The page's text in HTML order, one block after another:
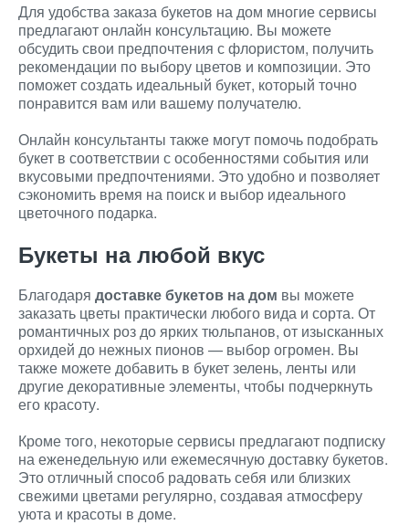
Для удобства заказа букетов на дом многие сервисы
предлагают онлайн консультацию. Вы можете
обсудить свои предпочтения с флористом, получить
рекомендации по выбору цветов и композиции. Это
поможет создать идеальный букет, который точно
понравится вам или вашему получателю.
Онлайн консультанты также могут помочь подобрать
букет в соответствии с особенностями события или
вкусовыми предпочтениями. Это удобно и позволяет
сэкономить время на поиск и выбор идеального
цветочного подарка.
Букеты на любой вкус
Благодаря доставке букетов на дом вы можете
заказать цветы практически любого вида и сорта. От
романтичных роз до ярких тюльпанов, от изысканных
орхидей до нежных пионов — выбор огромен. Вы
также можете добавить в букет зелень, ленты или
другие декоративные элементы, чтобы подчеркнуть
его красоту.
Кроме того, некоторые сервисы предлагают подписку
на еженедельную или ежемесячную доставку букетов.
Это отличный способ радовать себя или близких
свежими цветами регулярно, создавая атмосферу
уюта и красоты в доме.